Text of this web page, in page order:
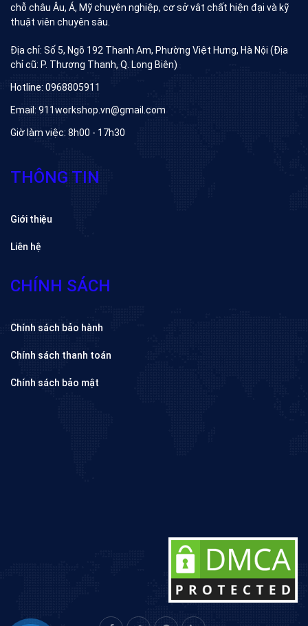
chỗ châu Âu, Á, Mỹ chuyên nghiệp, cơ sở vât chất hiện đại và kỹ
thuật viên chuyên sâu.
Địa chỉ: Số 5, Ngõ 192 Thanh Am, Phường Việt Hưng, Hà Nội (Địa
chỉ cũ: P. Thượng Thanh, Q. Long Biên)
Hotline: 0968805911
Email: 911workshop.vn@gmail.com
Giờ làm việc: 8h00 - 17h30
THÔNG TIN
Giới thiệu
Liên hệ
CHÍNH SÁCH
Chính sách bảo hành
Chính sách thanh toán
Chính sách bảo mật